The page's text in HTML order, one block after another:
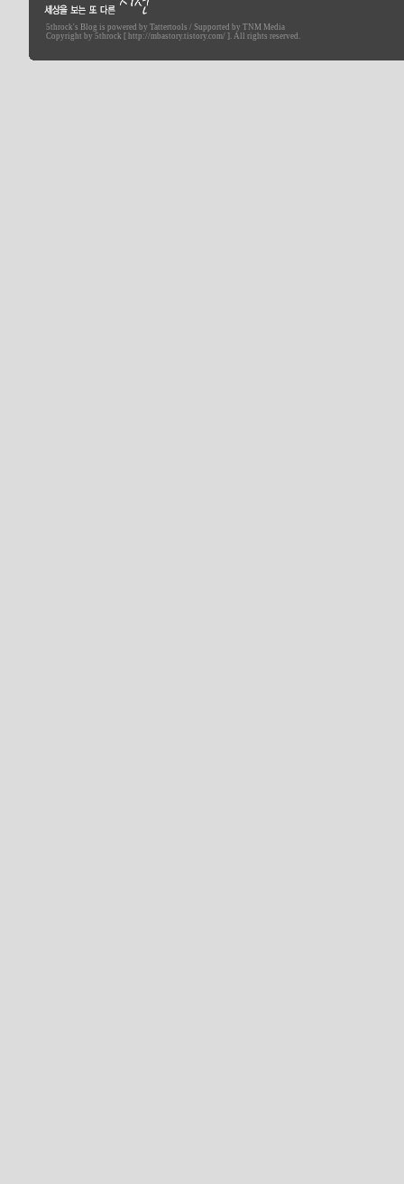
세상을 보는 또 다른 시선
5throck's Blog is powered by Tattertools / Supported by TNM Media
Copyright by 5throck [ http://mbastory.tistory.com/ ]. All rights reserved.